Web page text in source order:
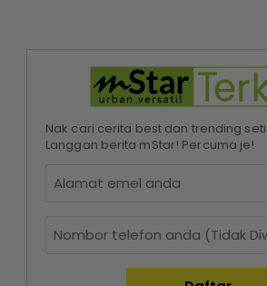
Nak cari cerita best dan trending
Langgan berita mStar! Percuma je!